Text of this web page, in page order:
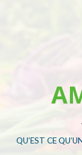
QU’EST CE